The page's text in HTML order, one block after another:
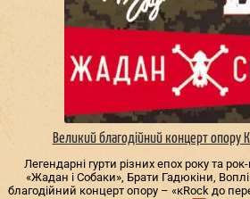
Великий благодійний концерт опору
Легендарні гурти різних епох року та
«Жадан і Собаки», Брати Гадюкіни,
благодійний концерт опору – «кRock до